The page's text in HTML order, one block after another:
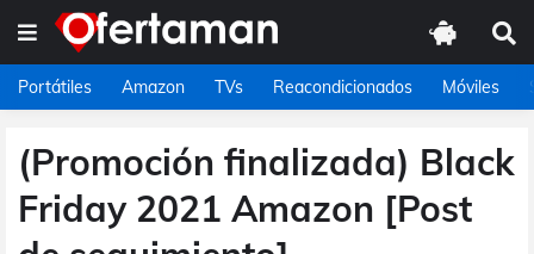
Portátiles Amazon TVs Reacondicionados Móviles
(Promoción finalizada) Black
Friday 2021 Amazon [Post